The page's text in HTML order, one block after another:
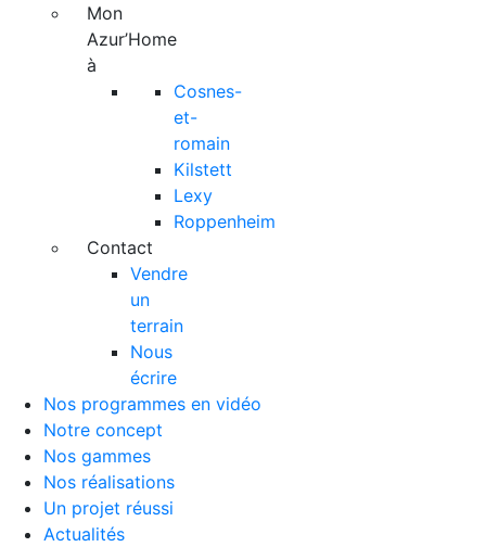
Mon
Azur’Home
à
Cosnes-
et-
romain
Kilstett
Lexy
Roppenheim
Contact
Vendre
un
terrain
Nous
écrire
Nos programmes en vidéo
Notre concept
Nos gammes
Nos réalisations
Un projet réussi
Actualités